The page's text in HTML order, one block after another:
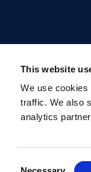
This website
We use cookies
traffic. We also
analytics